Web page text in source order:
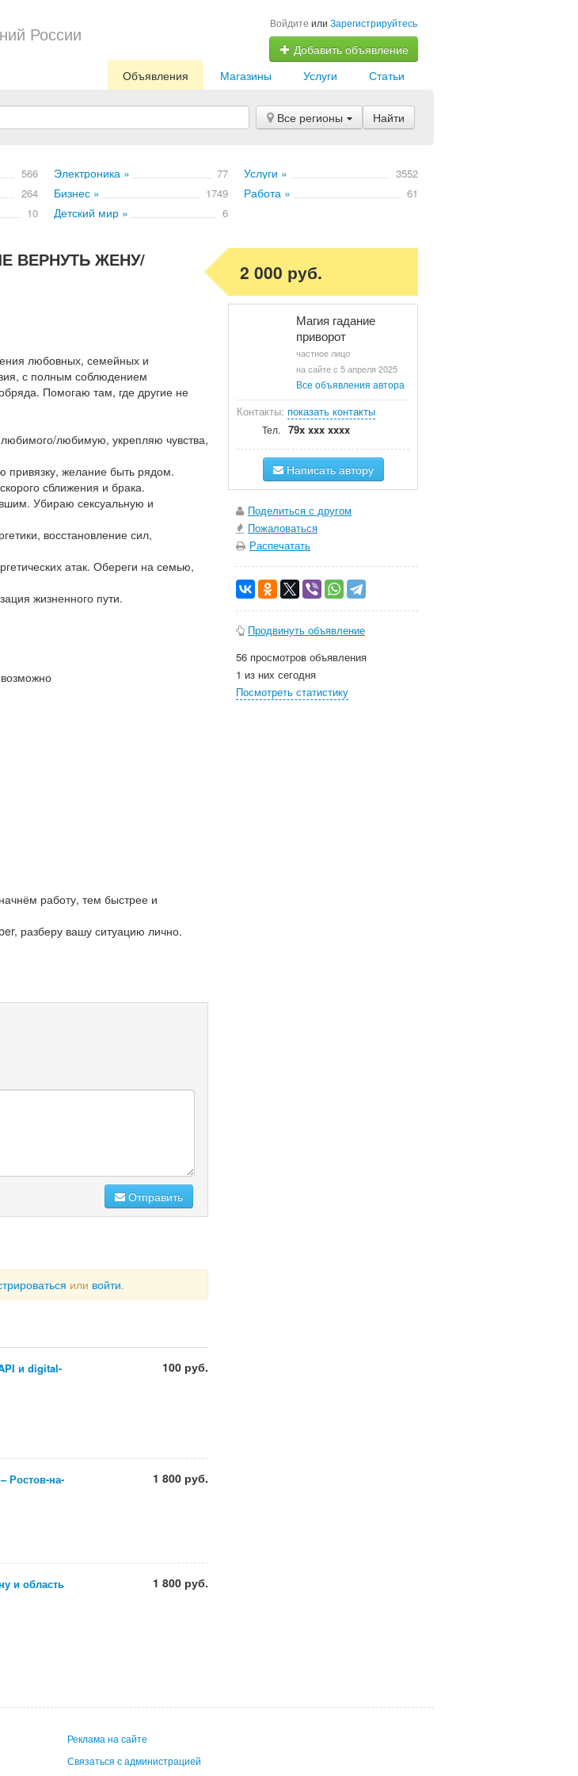
России Войдите или Зарегистрируйтесь
Добавить объявление
Статьи
Услуги
Магазины
Объявления
Все регионы Найти
566 Электроника » 77 Услуги » 3552
264 Бизнес » 1749 Работа » 61
10 Детский мир » 6
ВЕРНУТЬ ЖЕНУ/
любовных, семейных и
с полным соблюдением
Помогаю там, где другие не
любимую, укрепляю чувства,
желание быть рядом.
сближения и брака.
Убираю сексуальную и
восстановление сил,
атак. Обереги на семью,
жизненного пути.
работу, тем быстрее и
разберу вашу ситуацию лично.
Отправить
или войти.
и digital-
100 руб.
Ростов-на-
1 800 руб.
и область 1 800 руб.
2 000 руб.
Магия гадание
приворот
частное лицо
на сайте с 5 апреля 2025
Все объявления автора
Контакты: показать контакты
Тел. 79x xxx xxxx
Написать автору
Поделиться с другом
Пожаловаться
Распечатать
Продвинуть объявление
56 просмотров объявления
1 из них сегодня
Посмотреть статистику
Реклама на сайте
Связаться с администрацией